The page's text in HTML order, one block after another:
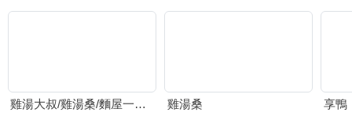
雞湯大叔/雞湯桑/麵屋一燈/賴山嶼 雞湯桑 享鴨